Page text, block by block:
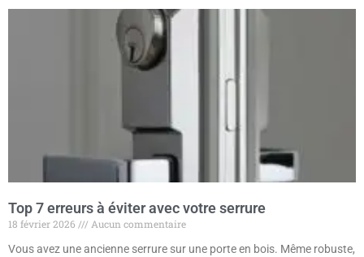
Top 7 erreurs à éviter avec votre serrure
18 février 2026
Aucun commentaire
Vous avez une ancienne serrure sur une porte en bois. Même robuste,